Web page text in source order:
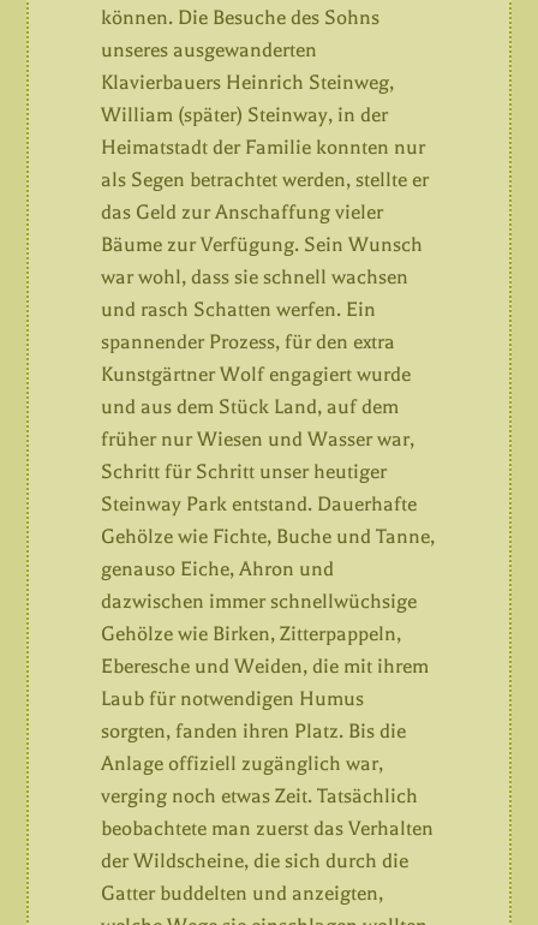
können. Die Besuche des Sohns
unseres ausgewanderten
Klavierbauers Heinrich Steinweg,
William (später) Steinway, in der
Heimatstadt der Familie konnten nur
als Segen betrachtet werden, stellte er
das Geld zur Anschaffung vieler
Bäume zur Verfügung. Sein Wunsch
war wohl, dass sie schnell wachsen
und rasch Schatten werfen. Ein
spannender Prozess, für den extra
Kunstgärtner Wolf engagiert wurde
und aus dem Stück Land, auf dem
früher nur Wiesen und Wasser war,
Schritt für Schritt unser heutiger
Steinway Park entstand. Dauerhafte
Gehölze wie Fichte, Buche und Tanne,
genauso Eiche, Ahron und
dazwischen immer schnellwüchsige
Gehölze wie Birken, Zitterpappeln,
Eberesche und Weiden, die mit ihrem
Laub für notwendigen Humus
sorgten, fanden ihren Platz. Bis die
Anlage offiziell zugänglich war,
verging noch etwas Zeit. Tatsächlich
beobachtete man zuerst das Verhalten
der Wildscheine, die sich durch die
Gatter buddelten und anzeigten,